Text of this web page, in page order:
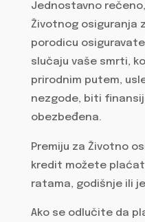
Jednostavno
Životnog osiguranja
porodicu
slučaju vaše smrti,
prirodnim putem,
nezgode, biti
obezbeđena.
Premiju za Životno
kredit možete
ratama, godišnje ili
Ako se odlučite da